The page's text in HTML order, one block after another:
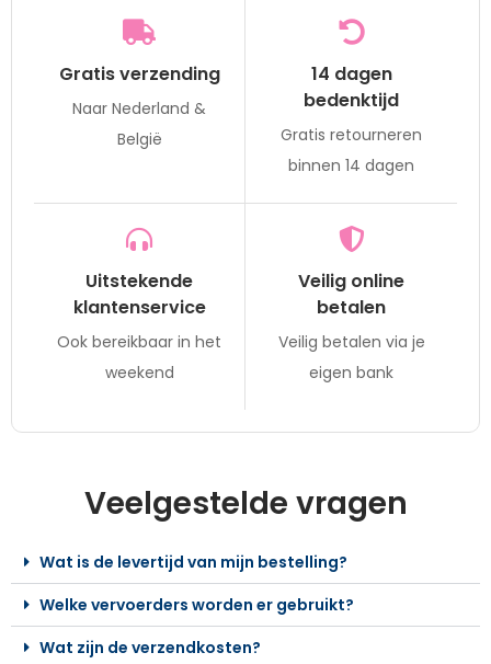
Gratis verzending
Naar Nederland &
België
14 dagen
bedenktijd
Gratis retourneren
binnen 14 dagen
Uitstekende
klantenservice
Ook bereikbaar in het
weekend
Veilig online
betalen
Veilig betalen via je
eigen bank
Veelgestelde vragen
Wat is de levertijd van mijn bestelling?
Welke vervoerders worden er gebruikt?
Wat zijn de verzendkosten?